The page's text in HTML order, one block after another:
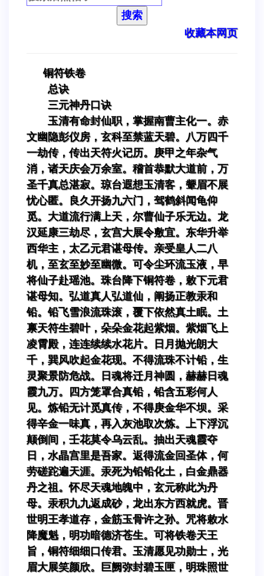
搜索
收藏本网页
铜符铁卷
总诀
三元神丹口诀
玉清有命封仙职，掌握南曹主化一。赤
文幽隐彭仪房，玄科至禁蓝天碧。八万四千
一劫传，传出天符火记历。庚甲之年杂气
消，诸天庆会万余室。稽首恭默大道前，万
圣千真总湛寂。琼台遐想玉清客，颦眉不展
忧心匿。良久开扬九六门，驾鹤斜闻龟仰
觅。大道流行满上天，尔曹仙子乐无边。龙
汉延康三劫尽，玄宫大展令敷宜。东华升举
西华主，太乙元君谌母传。亲受皇人二八
机，至玄至妙至幽微。可令尘环流玉液，早
将仙子赴瑶池。珠台降下铜符卷，敕下元君
谌母知。弘道真人弘道仙，阐扬正教汞和
铅。铅飞雪浪流珠滚，覆下依然真土眠。土
禀天符生碧叶，朵朵金花起紫烟。紫烟飞上
凌霄殿，连连续续水花片。日月抛光朗大
千，巽风吹起金花现。不得流珠不计铅，生
灵聚景防危战。日魂将迁月神圆，赫赫日魂
霞九万。四方笼罩合真铅，铅含五彩何人
见。炼铅无计觅真传，不得庚金华不坝。采
得辛金一味真，再入灰池取次炼。上下浮沉
颠倒间，壬花莫令乌云乱。抽出天魂霞夺
日，水晶宫里是吾家。返得流金回圣体，何
劳磋跎遍天涯。汞死为铅铅化土，白金鼎器
丹之祖。怀尽天魂地魄中，玄元称此为丹
母。汞积九九返成砂，龙出东方西就虎。晋
世明王孝道存，金筋玉骨许之孙。咒将敕水
降魔魁，明功暗德济苍生。可将铁卷天王
旨，铜符细细口传君。玉清愿见功勋士，光
眉大展笑颜欣。巨阙弥封碧玉匣，明珠照世